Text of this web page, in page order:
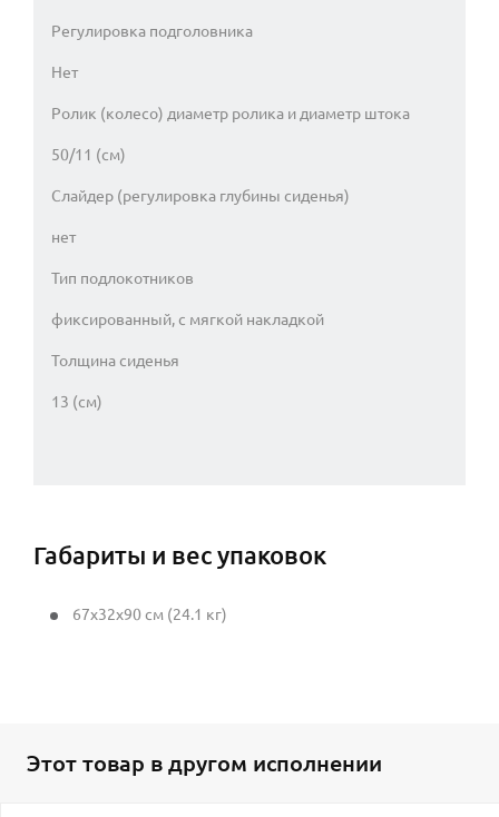
Регулировка подголовника
Нет
Ролик (колесо) диаметр ролика и диаметр штока
50/11 (см)
Слайдер (регулировка глубины сиденья)
нет
Тип подлокотников
фиксированный, с мягкой накладкой
Толщина сиденья
13 (см)
Габариты и вес упаковок
67x32x90 см (24.1 кг)
Этот товар в другом исполнении